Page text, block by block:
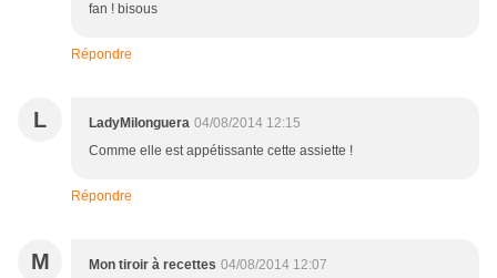
fan ! bisous
Répondre
L LadyMilonguera 04/08/2014 12:15
Comme elle est appétissante cette assiette !
Répondre
M Mon tiroir à recettes 04/08/2014 12:07